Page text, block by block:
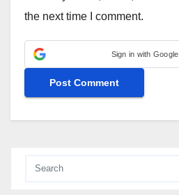
the next time I comment.
Sign in with Google